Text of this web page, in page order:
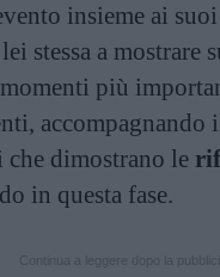
insieme ai
stessa a mostrare
più
accompagnando
che dimostrano le
in questa fase.